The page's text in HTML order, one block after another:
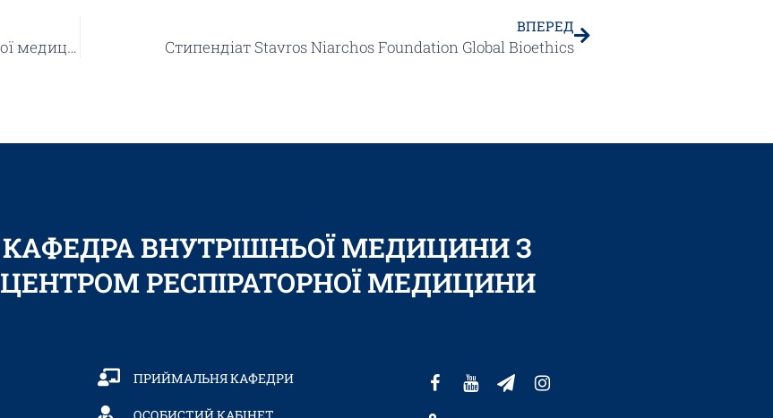
Симуляційне навчання в загальній практиці – сімейної медицини
ВПЕРЕД
Стипендіат Stavros Niarchos Foundation Global Bioethics
КАФЕДРА ВНУТРІШНЬОЇ МЕДИЦИНИ З
ЦЕНТРОМ РЕСПІРАТОРНОЇ МЕДИЦИНИ
ПРИЙМАЛЬНЯ КАФЕДРИ
ОСОБИСТИЙ КАБІНЕТ